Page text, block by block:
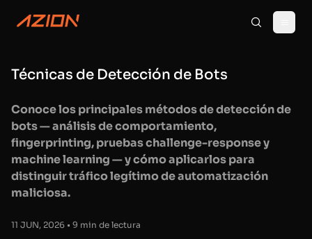
Técnicas de Detección de Bots
Conoce los principales métodos de detección de
bots — análisis de comportamiento,
fingerprinting, pruebas challenge-response y
machine learning — y cómo aplicarlos para
distinguir tráfico legítimo de automatización
maliciosa.
11 JUN, 2026 • 9 min de lectura